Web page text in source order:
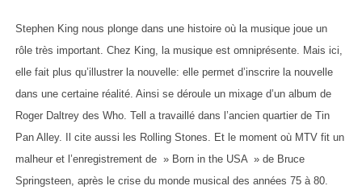
Stephen King nous plonge dans une histoire où la musique joue un
rôle très important. Chez King, la musique est omniprésente. Mais ici,
elle fait plus qu’illustrer la nouvelle: elle permet d’inscrire la nouvelle
dans une certaine réalité. Ainsi se déroule un mixage d’un album de
Roger Daltrey des Who. Tell a travaillé dans l’ancien quartier de Tin
Pan Alley. Il cite aussi les Rolling Stones. Et le moment où MTV fit un
malheur et l’enregistrement de » Born in the USA » de Bruce
Springsteen, après le crise du monde musical des années 75 à 80.